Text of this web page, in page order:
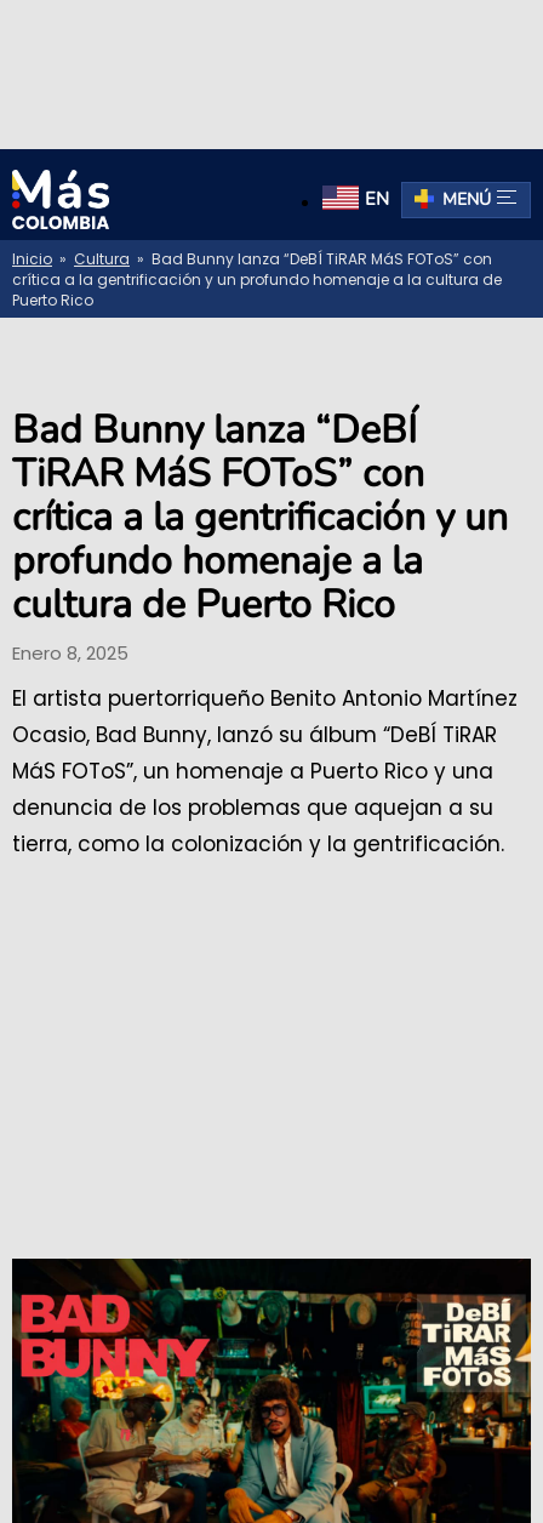
EN MENÚ
Inicio » Cultura » Bad Bunny lanza “DeBÍ TiRAR MáS FOToS” con
crítica a la gentrificación y un profundo homenaje a la cultura de
Puerto Rico
Bad Bunny lanza “DeBÍ
TiRAR MáS FOToS” con
crítica a la gentrificación y un
profundo homenaje a la
cultura de Puerto Rico
Enero 8, 2025
El artista puertorriqueño Benito Antonio Martínez
Ocasio, Bad Bunny, lanzó su álbum “DeBÍ TiRAR
MáS FOToS”, un homenaje a Puerto Rico y una
denuncia de los problemas que aquejan a su
tierra, como la colonización y la gentrificación.